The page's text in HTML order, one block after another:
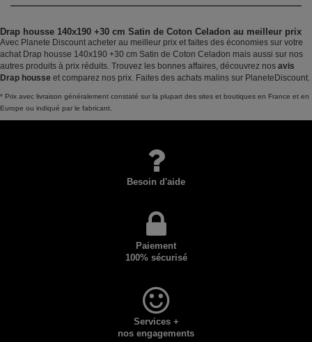
Drap housse 140x190 +30 cm Satin de Coton Celadon au meilleur prix
Avec Planete Discount acheter au meilleur prix et faites des économies sur votre
achat Drap housse 140x190 +30 cm Satin de Coton Celadon mais aussi sur nos
autres produits à prix réduits. Trouvez les bonnes affaires, découvrez nos avis
Drap housse et comparez nos prix. Faites des achats malins sur PlaneteDiscount.
* Prix avec livraison généralement constaté sur la plupart des sites et boutiques en France et en
Europe ou indiqué par le fabricant.
Besoin d'aide
Paiement
100% sécurisé
Services +
nos engagements